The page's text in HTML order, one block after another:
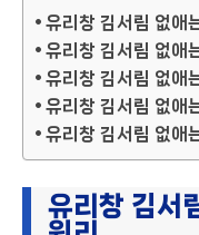
유리창 김서림 없애
유리창 김서림 없애
유리창 김서림 없애
유리창 김서림 없애
유리창 김서림 없애
유리창 김서